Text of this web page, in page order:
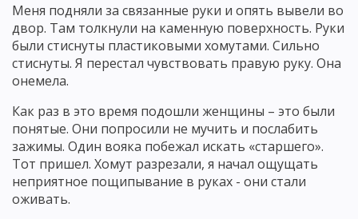
Меня подняли за связанные руки и опять вывели во
двор. Там толкнули на каменную поверхность. Руки
были стиснуты пластиковыми хомутами. Сильно
стиснуты. Я перестал чувствовать правую руку. Она
онемела.
Как раз в это время подошли женщины – это были
понятые. Они попросили не мучить и послабить
зажимы. Один вояка побежал искать «старшего».
Тот пришел. Хомут разрезали, я начал ощущать
неприятное пощипывание в руках - они стали
оживать.